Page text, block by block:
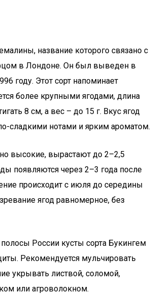
название которого связано с
в Лондоне. Он был выведен в
году. Этот сорт напоминает
более крупными ягодами, длина
8 см, а вес – до 15 г. Вкус ягод
сладкими нотами и ярким ароматом.
высокие, вырастают до 2–2,5
появляются через 2–3 года после
происходит с июля до середины
ягод равномерное, без
России кусты сорта Букингем
Рекомендуется мульчировать
укрывать листвой, соломой,
или агроволокном.